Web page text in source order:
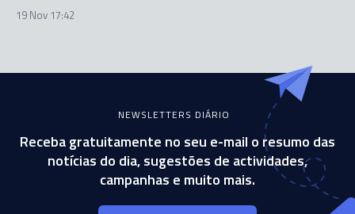
19 Nov 17:42
NEWSLETTERS DIÁRIO
Receba gratuitamente no seu e-mail o resumo das
notícias do dia, sugestões de actividades,
campanhas e muito mais.